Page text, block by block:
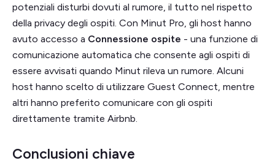
potenziali disturbi dovuti al rumore, il tutto nel rispetto
della privacy degli ospiti. Con Minut Pro, gli host hanno
avuto accesso a Connessione ospite - una funzione di
comunicazione automatica che consente agli ospiti di
essere avvisati quando Minut rileva un rumore. Alcuni
host hanno scelto di utilizzare Guest Connect, mentre
altri hanno preferito comunicare con gli ospiti
direttamente tramite Airbnb.
Conclusioni chiave